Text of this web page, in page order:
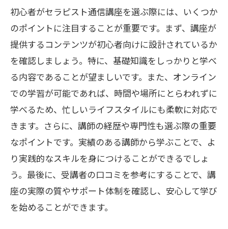
実践的スキルを通信講座で磨く方法
場所を選ばない学びのスタイルとは
オンライン学習の利点とその効果
セラピスト技術を通信で身につける
通信講座での効率的な学習法紹介
セラピスト通信教育の魅力とは
セラピスト通信講座の独自の魅力
学びを深める通信教育のポイント
時間を有効活用できる学習スタイル
セラピスト通信講座の人気の理由
通信教育での成功体験の共有
魅力的な通信講座の特徴を探る
初心者がセラピスト通信講座を選ぶ際には、いくつか
のポイントに注目することが重要です。まず、講座が
提供するコンテンツが初心者向けに設計されているか
を確認しましょう。特に、基礎知識をしっかりと学べ
る内容であることが望ましいです。また、オンライン
での学習が可能であれば、時間や場所にとらわれずに
学べるため、忙しいライフスタイルにも柔軟に対応で
きます。さらに、講師の経歴や専門性も選ぶ際の重要
なポイントです。実績のある講師から学ぶことで、よ
り実践的なスキルを身につけることができるでしょ
う。最後に、受講者の口コミを参考にすることで、講
座の実際の質やサポート体制を確認し、安心して学び
を始めることができます。